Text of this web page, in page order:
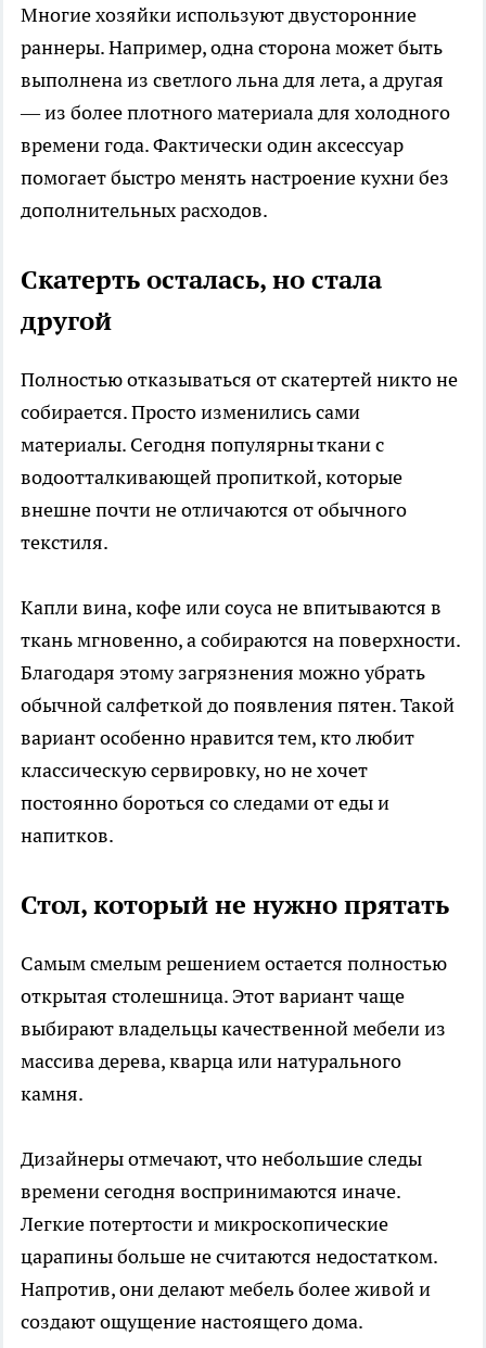
Многие хозяйки используют двусторонние
раннеры. Например, одна сторона может быть
выполнена из светлого льна для лета, а другая
— из более плотного материала для холодного
времени года. Фактически один аксессуар
помогает быстро менять настроение кухни без
дополнительных расходов.
Скатерть осталась, но стала
другой
Полностью отказываться от скатертей никто не
собирается. Просто изменились сами
материалы. Сегодня популярны ткани с
водоотталкивающей пропиткой, которые
внешне почти не отличаются от обычного
текстиля.
Капли вина, кофе или соуса не впитываются в
ткань мгновенно, а собираются на поверхности.
Благодаря этому загрязнения можно убрать
обычной салфеткой до появления пятен. Такой
вариант особенно нравится тем, кто любит
классическую сервировку, но не хочет
постоянно бороться со следами от еды и
напитков.
Стол, который не нужно прятать
Самым смелым решением остается полностью
открытая столешница. Этот вариант чаще
выбирают владельцы качественной мебели из
массива дерева, кварца или натурального
камня.
Дизайнеры отмечают, что небольшие следы
времени сегодня воспринимаются иначе.
Легкие потертости и микроскопические
царапины больше не считаются недостатком.
Напротив, они делают мебель более живой и
создают ощущение настоящего дома.